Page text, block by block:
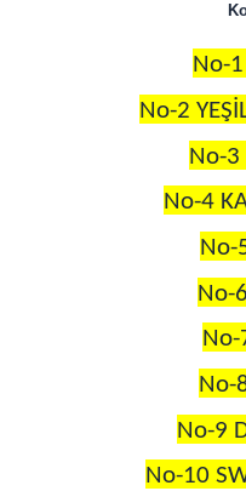
No-1
No-2
No-3
No-4
No-
No-
No-
No-
No-9
No-10